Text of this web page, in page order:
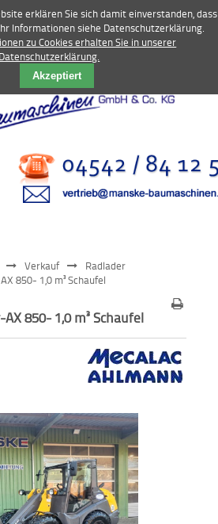
Verkauf
Radlader
850- 1,0 m³ Schaufel
850- 1,0 m³ Schaufel
erklären Sie sich damit einverstanden, dass
Informationen siehe Datenschutzerklärung.
zu Cookies erhalten Sie in unserer
Datenschutzerklärung.
Akzeptiert